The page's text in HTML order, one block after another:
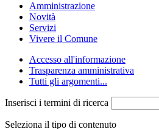
Amministrazione
Novità
Servizi
Vivere il Comune
Accesso all'informazione
Trasparenza amministrativa
Tutti gli argomenti...
Inserisci i termini di ricerca
Seleziona il tipo di contenuto